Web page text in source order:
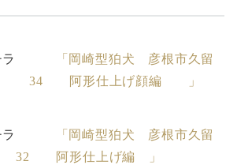
チラ
「岡崎型狛犬 彦根市久留
！ 34 阿形仕上げ顔編 」
チラ
「岡崎型狛犬 彦根市久留
32 阿形仕上げ編 」